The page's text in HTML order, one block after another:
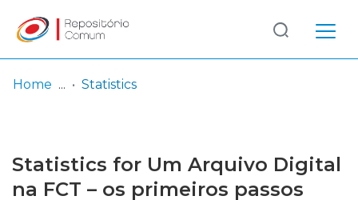
Browse repository
Log
In
(current)
Home Statistics
Statistics for Um Arquivo Digital
na FCT – os primeiros passos